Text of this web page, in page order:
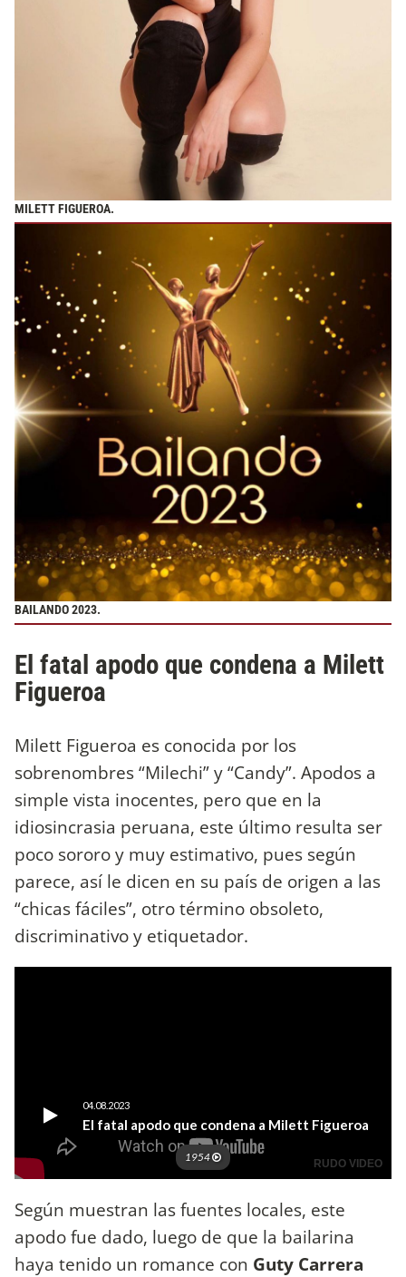
MILETT FIGUEROA.
BAILANDO 2023.
El fatal apodo que condena a Milett
Figueroa
Milett Figueroa es conocida por los
sobrenombres “Milechi” y “Candy”. Apodos a
simple vista inocentes, pero que en la
idiosincrasia peruana, este último resulta ser
poco sororo y muy estimativo, pues según
parece, así le dicen en su país de origen a las
“chicas fáciles”, otro término obsoleto,
discriminativo y etiquetador.
Según muestran las fuentes locales, este
apodo fue dado, luego de que la bailarina
haya tenido un romance con Guty Carrera